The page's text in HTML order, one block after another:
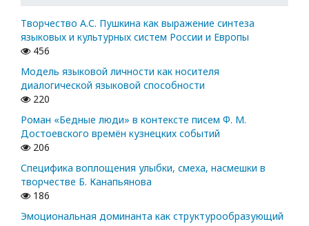
Творчество А.С. Пушкина как выражение синтеза
языковых и культурных систем России и Европы
456
Модель языковой личности как носителя
диалогической языковой способности
220
Роман «Бедные люди» в контексте писем Ф. М.
Достоевского времён кузнецких событий
206
Специфика воплощения улыбки, смеха, насмешки в
творчестве Б. Канапьянова
186
Эмоциональная доминанта как структурообразующий